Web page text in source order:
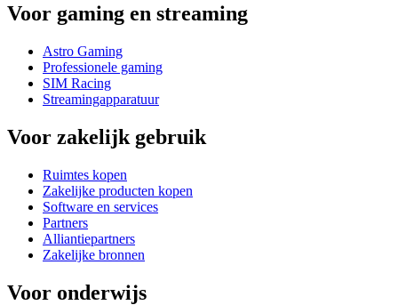
Voor gaming en streaming
Astro Gaming
Professionele gaming
SIM Racing
Streamingapparatuur
Voor zakelijk gebruik
Ruimtes kopen
Zakelijke producten kopen
Software en services
Partners
Alliantiepartners
Zakelijke bronnen
Voor onderwijs